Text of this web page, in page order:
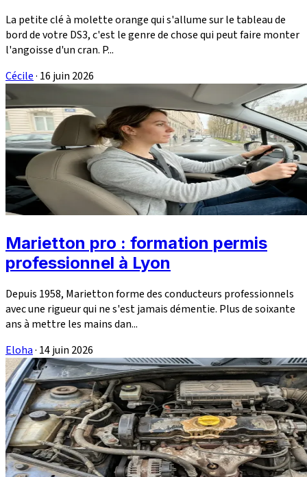
La petite clé à molette orange qui s'allume sur le tableau de
bord de votre DS3, c'est le genre de chose qui peut faire monter
l'angoisse d'un cran. P...
Cécile· 16 juin 2026
Marietton pro : formation permis
professionnel à Lyon
Depuis 1958, Marietton forme des conducteurs professionnels
avec une rigueur qui ne s'est jamais démentie. Plus de soixante
ans à mettre les mains dan...
Eloha· 14 juin 2026